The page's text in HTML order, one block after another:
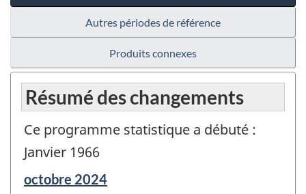
Autres périodes de référence
Produits connexes
Résumé des changements
Ce programme statistique a débuté :
Janvier 1966
Période
octobre 2024